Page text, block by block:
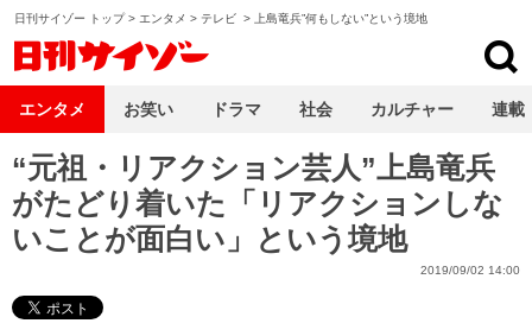
日刊サイゾー トップ> エンタメ > テレビ > 上島竜兵”何もしない”という境地
“元祖・リアクション芸人”上島竜兵
がたどり着いた「リアクションしな
いことが面白い」という境地
2019/09/02 14:00
エンタメ お笑い ドラマ 社会 カルチャー 連載